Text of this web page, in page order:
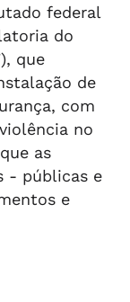
federal
do
que
de
com
no
as
- públicas e
e